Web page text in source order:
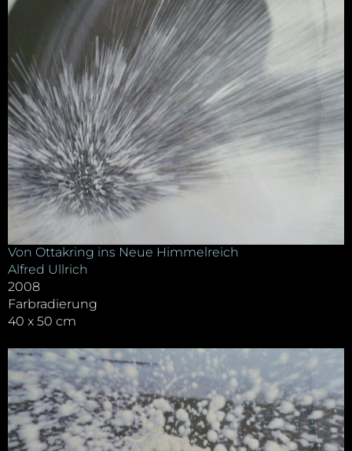
Von Ottakring ins Neue Himmelreich
Alfred Ullrich
2008
Farbradierung
40 x 50 cm